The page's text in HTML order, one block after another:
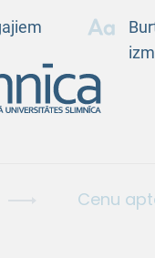
Cenu